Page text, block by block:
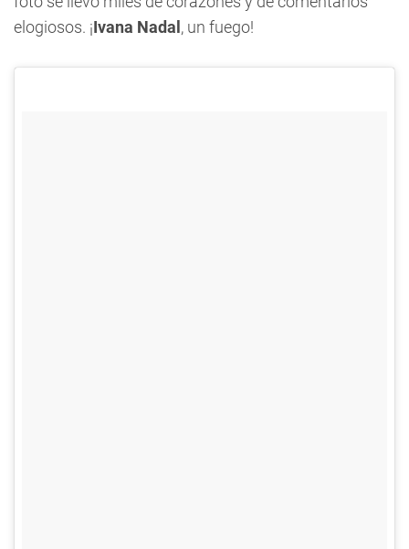
elogiosos. ¡Ivana Nadal , un fuego!